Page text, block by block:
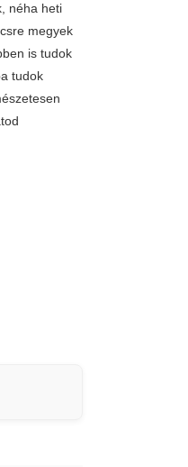
néha heti
megyek
is tudok
tudok